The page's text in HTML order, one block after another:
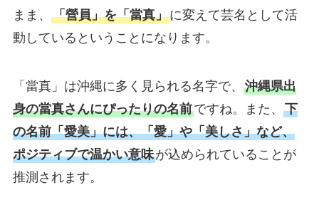
まま、 「營員」を「當真」に変えて芸名として活
動しているということになります。
「當真」は沖縄に多く見られる名字で、 沖縄県出
身の當真さんにぴったりの名前ですね。また、 下
の名前「愛美」には、「愛」や「美しさ」など、
ポジティブで温かい意味が込められていることが
推測されます。